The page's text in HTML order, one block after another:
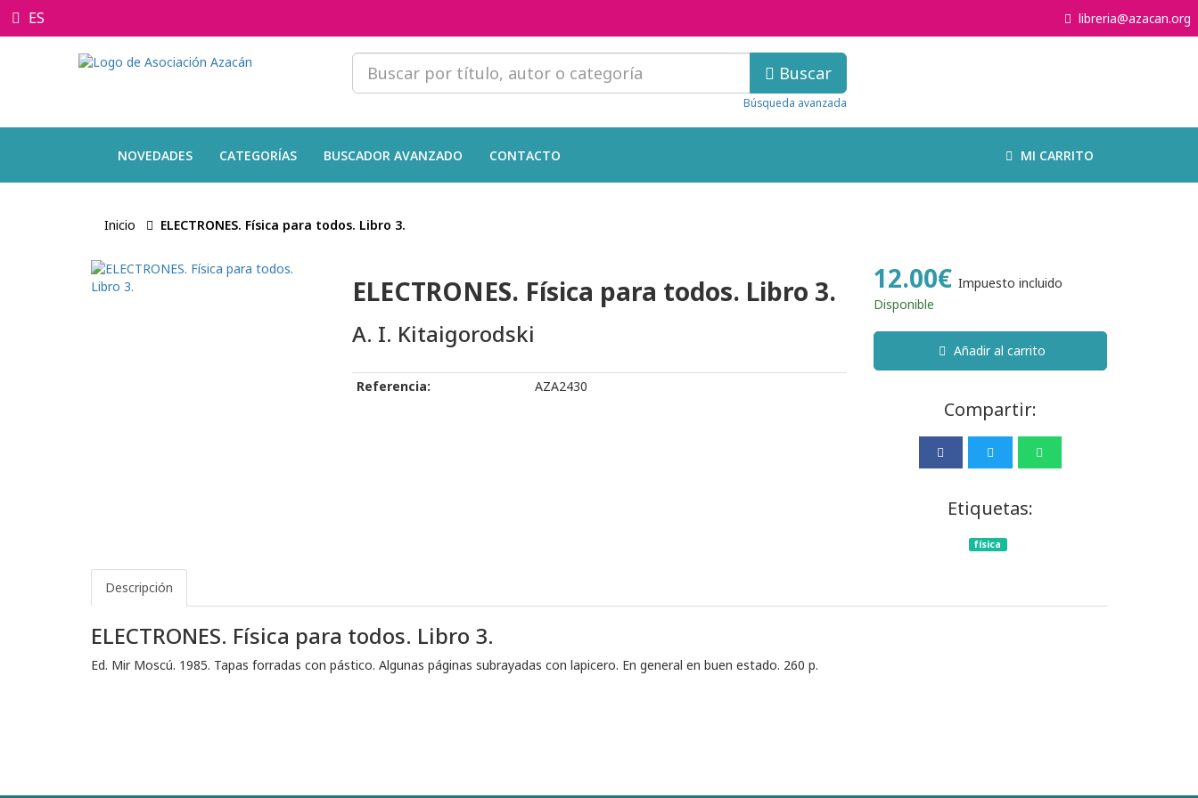
ES libreria@azacan.org
Buscar
Búsqueda avanzada
NOVEDADES CATEGORÍAS BUSCADOR AVANZADO CONTACTO MI CARRITO
Inicio ELECTRONES. Física para todos. Libro 3.
ELECTRONES. Física para todos. Libro 3.
A. I. Kitaigorodski
Referencia: AZA2430
12.00€ Impuesto incluido
Disponible
Añadir al carrito
Compartir:
Etiquetas:
física
Descripción
ELECTRONES. Física para todos. Libro 3.
Ed. Mir Moscú. 1985. Tapas forradas con pástico. Algunas páginas subrayadas con lapicero. En general en buen estado. 260 p.